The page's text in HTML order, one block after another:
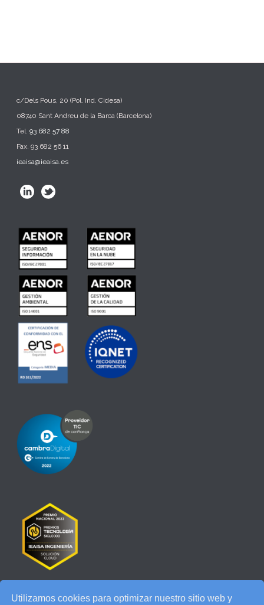
Utilizamos cookies para optimizar nuestro sitio web y
c/Dels Pous, 20 (Pol. Ind. Cidesa)
08740 Sant Andreu de la Barca (Barcelona)
Tel.93 682 57 88
Fax. 93 682 56 11
ieaisa@ieaisa.es